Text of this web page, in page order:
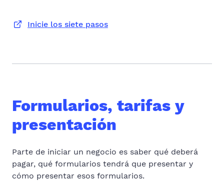
Inicie los siete pasos
Formularios, tarifas y
presentación
Parte de iniciar un negocio es saber qué deberá
pagar, qué formularios tendrá que presentar y
cómo presentar esos formularios.